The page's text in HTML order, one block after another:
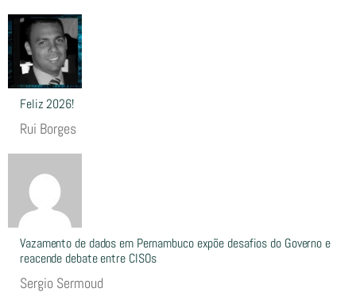
Feliz 2026!
Rui Borges
Vazamento de dados em Pernambuco expõe desafios do Governo e
reacende debate entre CISOs
Sergio Sermoud